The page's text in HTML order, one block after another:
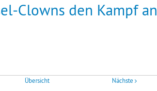
Clowns den Kampf an
Übersicht Nächste